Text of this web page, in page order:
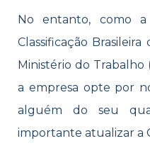
No entanto, como
Classificação
Ministério do Trabalho
a empresa opte por
alguém do seu
importante atualizar a